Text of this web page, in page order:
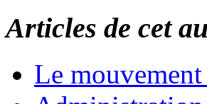
Articles de cet
Le